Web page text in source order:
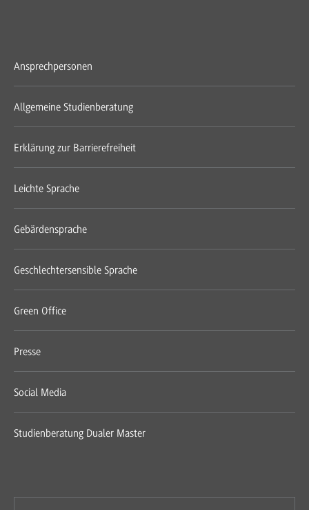
Ansprechpersonen
Allgemeine Studienberatung
Erklärung zur Barrierefreiheit
Leichte Sprache
Gebärdensprache
Geschlechtersensible Sprache
Green Office
Presse
Social Media
Studienberatung Dualer Master